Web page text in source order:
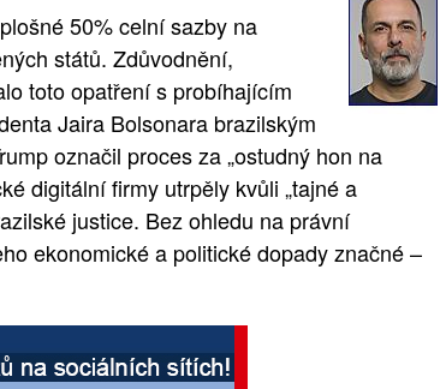
50% celní sazby na
států. Zdůvodnění,
toto opatření s probíhajícím
Jaira Bolsonara brazilským
označil proces za „ostudný hon na
digitální firmy utrpěly kvůli „tajné a
justice. Bez ohledu na právní
ekonomické a politické dopady značné –